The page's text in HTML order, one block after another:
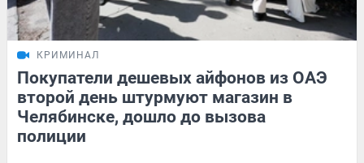
КРИМИНАЛ
Покупатели дешевых айфонов из ОАЭ
второй день штурмуют магазин в
Челябинске, дошло до вызова
полиции